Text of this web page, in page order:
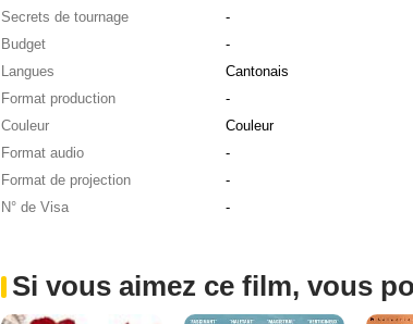
Secrets de tournage
-
Budget
-
Langues
Cantonais
Format production
-
Couleur
Couleur
Format audio
-
Format de projection
-
N° de Visa
-
Si vous aimez ce film, vous